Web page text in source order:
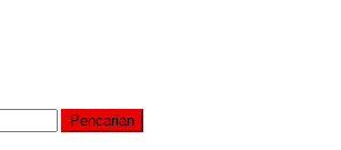
Pencarian